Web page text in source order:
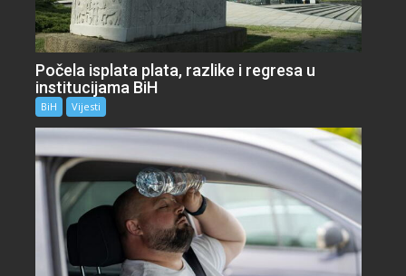
Počela isplata plata, razlike i regresa u
institucijama BiH
BiH Vijesti